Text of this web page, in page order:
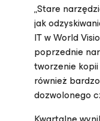
„Stare
jak
IT w World
poprzednie
tworzenie
również
dozwolonego